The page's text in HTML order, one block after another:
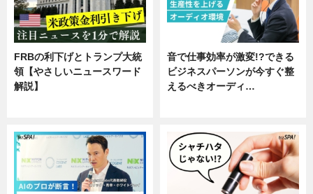
FRBの利下げとトランプ大統
領【やさしいニュースワード
解説】
音で仕事効率が激変!?できる
ビジネスパーソンが今すぐ整
えるべきオーディ…